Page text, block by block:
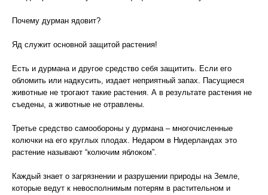
Почему дурман ядовит?
Яд служит основной защитой растения!
Есть и дурмана и другое средство себя защитить. Если его
обломить или надкусить, издает неприятный запах. Пасущиеся
животные не трогают такие растения. А в результате растения не
съедены, а животные не отравлены.
Третье средство самообороны у дурмана – многочисленные
колючки на его круглых плодах. Недаром в Нидерландах это
растение называют “колючим яблоком”.
Каждый знает о загрязнении и разрушении природы на Земле,
которые ведут к невосполнимым потерям в растительном и